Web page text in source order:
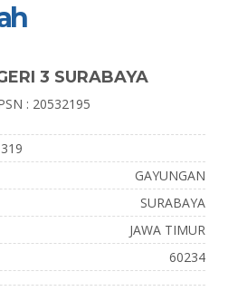
3 SURABAYA
: 20532195
GAYUNGAN
SURABAYA
JAWA TIMUR
60234